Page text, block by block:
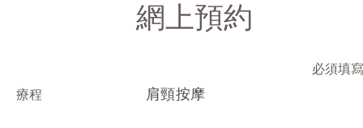
網上預約
必須填
療程
肩頸按摩